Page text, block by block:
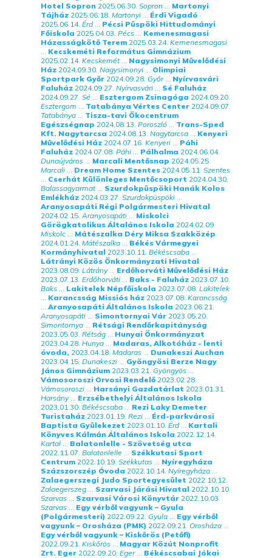
Hotel Sopron 2025.06.30. Sopron ... Martonyi
Tájház 2025.06.18. Martonyi ... Érdi Vigadó
2025.06.14. Érd... Pécsi Püspöki Hittudományi
Főiskola 2025.04.03. Pécs ... Kemenesmagasi
Házasságkötő Terem 2025.03.24. Kemenesmagasi
... Kecskeméti Református Gimnázium
2025.02.14. Kecskemét... Nagysimonyi Művelődési
Ház 2024.09.30. Nagysimonyi ... Olimpiai
Sportpark Győr 2024.09.28. Győr... Nyírvasvári
Faluház 2024.09.27. Nyírvasvári ... Sé Faluház
2024.09.27. Sé ... Esztergom Zsinagóga 2024.09.20.
Esztergom ... Tatabánya Vértes Center 2024.09.07.
Tatabánya ... Tisza-tavi Ökocentrum
Egészségnap 2024.08.13. Poroszló ... Trans-Sped
Kft. Nagytarcsa 2024.08.13. Nagytarcsa ... Kenyeri
Művelődési Ház 2024.07.16. Kenyeri ... Páhi
Faluház 2024.07.08. Páhi ... Pálhalma 2024.06.04.
Dunaújváros ... Marcali Mentősnap 2024.05.25.
Marcali ... Dream Home Szentes 2024.05.11. Szentes
... Cserhát Különleges Mentőcsoport 2024.04.30.
Balassagyarmat... Szurdokpüspöki Hanák Kolos
Emlékház 2024.03.27. Szurdokpüspöki ...
Aranyosapáti Régi Polgármesteri Hivatal
2024.02.15. Aranyosapáti ... Miskolci
Görögkatolikus Általános Iskola 2024.02.09.
Miskolc ... Mátészalka Déry Miksa Szakközép
2024.01.24. Mátészalka ... Békés Vármegyei
Kormányhivatal 2023.10.11. Békéscsaba ...
Látrányi Közös Önkormányzati Hivatal
2023.08.09. Látrány... Erdőhorváti Művelődési Ház
2023.07.13. Erdőhorváti ... Baks - Faluház 2023.07.10.
Baks ... Lakitelek Népfőiskola 2023.07.08. Lakitelek
... Karancsság Missiós ház 2023.07.08. Karancsság
... Aranyosapáti Általános Iskola 2023.06.21.
Aranyosapáti ... Simontornyai Vár 2023.05.20.
Simontornya ... Rétsági Rendőrkapitányság
2023.05.03. Rétság ... Hunyai Önkormányzat
2023.04.28. Hunya ... Madaras, Alkotóház - lenti
óvoda, 2023.04.18. Madaras ... Dunakeszi Auchan
2023.04.15. Dunakeszi ... Gyöngyösi Berze Nagy
János Gimnázium 2023.03.21. Gyöngyös ...
Vámosoroszi Orvosi Rendelő 2023.02.28.
Vámosoroszi ... Harsányi Gazdatárlat 2023.01.31.
Harsány... Erzsébethelyi Általános Iskola
2023.01.30. Békéscsaba ... Rezi Laky Demeter
Turistaház 2023.01.19. Rezi ... Érd-parkvárosi
Baptista Gyülekezet 2023.01.10. Érd... Kartali
Könyves Kálmán Általános Iskola 2022.12.14.
Kartal ... Balatonlelle - Szövetség utca
2022.11.07. Balatonlelle ... Székkutasi Sport
Centrum 2022.10.19. Székkutas ... Nyíregyháza
Százszorszép Óvoda 2022.10.14. Nyíregyháza ...
Zalaegerszegi Judo Sportegyesület 2022.10.12.
Zalaegerszeg ... Szarvasi Járási Hivatal 2022.10.10.
Szarvas ... Szarvasi Városi Könyvtár 2022.10.03.
Szarvas ... Egy vérből vagyunk – Gyula
(Polgármesteri) 2022.09.22. Gyula ... Egy vérből
vagyunk – Orosháza (PMK) 2022.09.21. Orosháza ...
Egy vérből vagyunk – Kiskőrös (Petőfi)
2022.09.21. Kiskőrös ... Magyar Közút Nonprofit
Zrt. Eger 2022.09.20. Eger... Békéscsabai Jókai